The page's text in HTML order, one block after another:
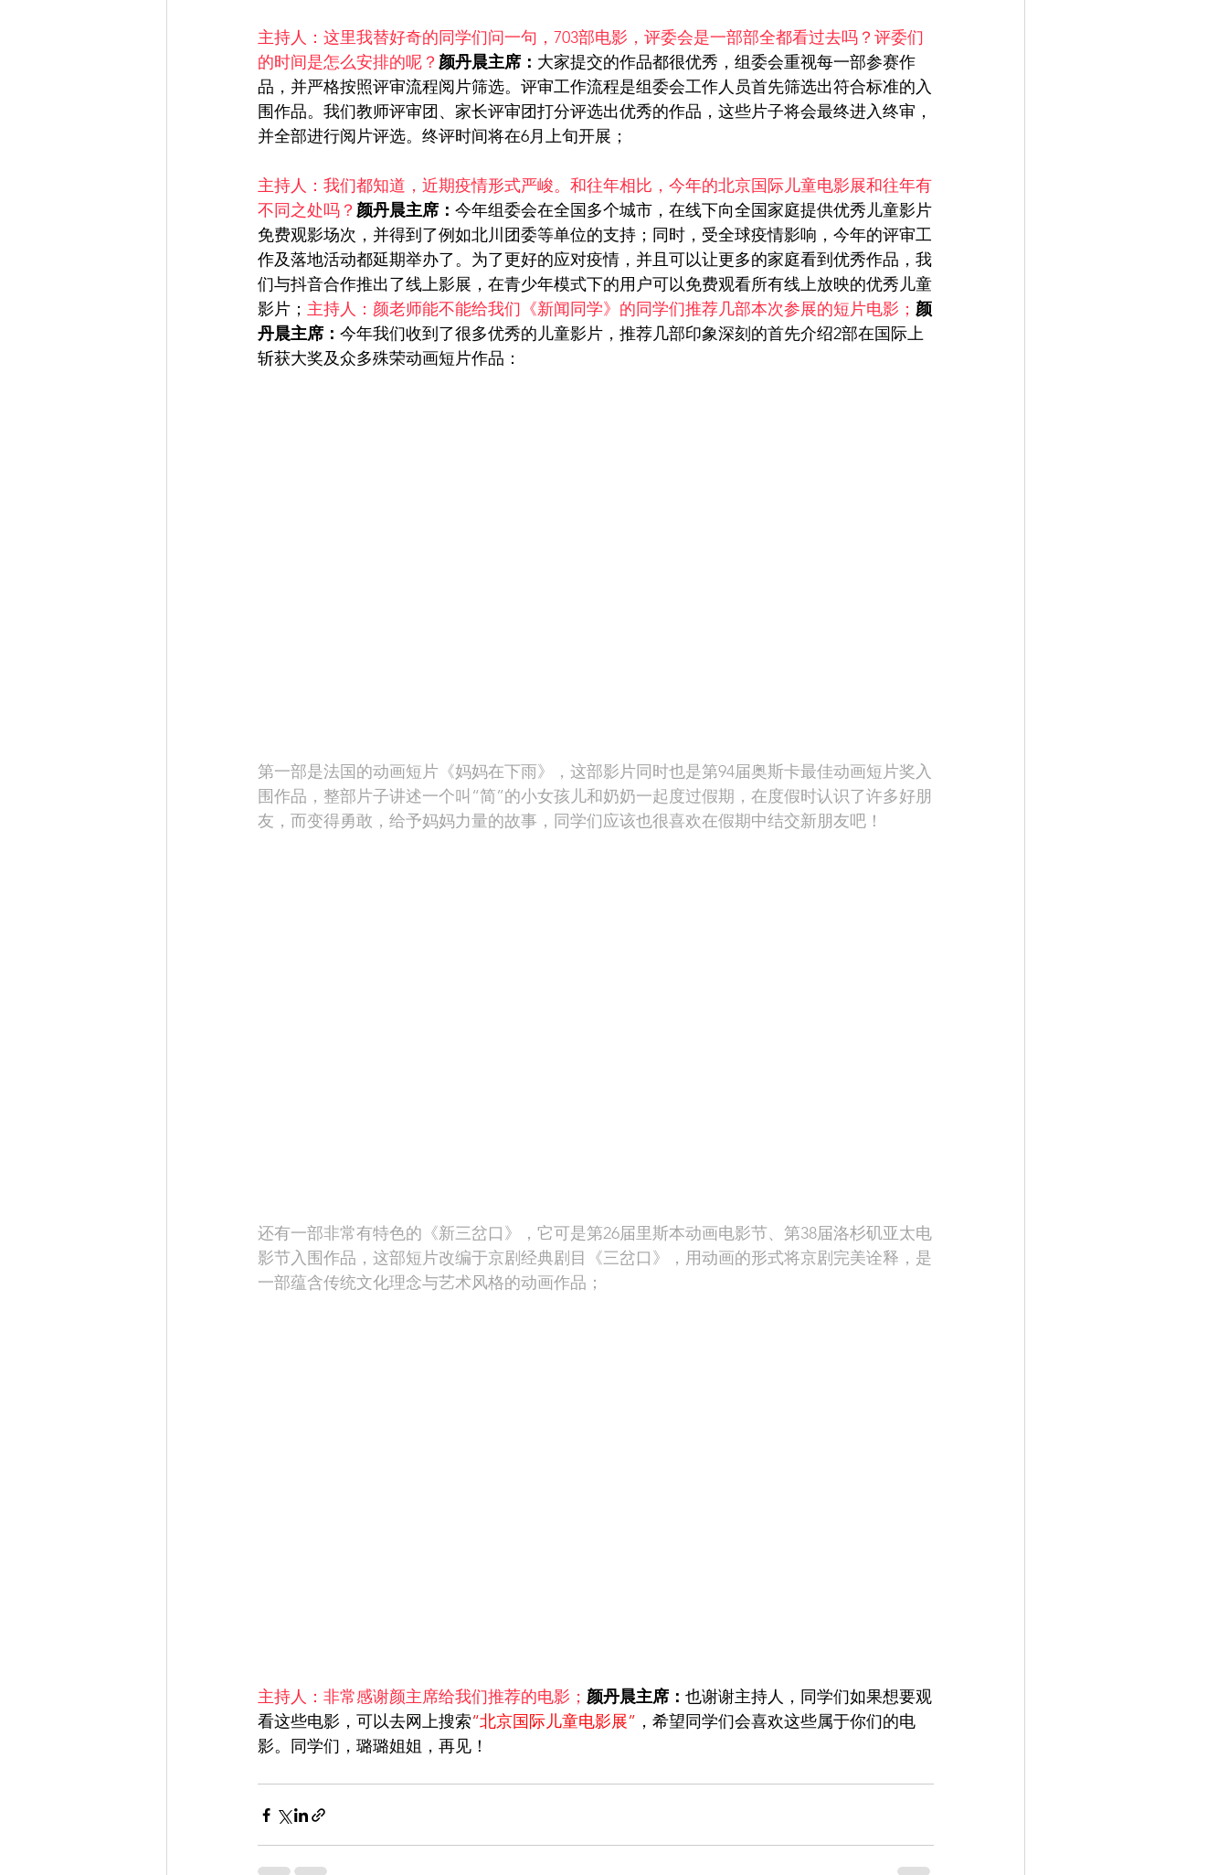
主持人：这里我替好奇的同学们问一句，703部电影，评委会是一部部全都看过去吗？评委们
的时间是怎么安排的呢？ 颜丹晨主席： 大家提交的作品都很优秀，组委会重视每一部参赛作
品，并严格按照评审流程阅片筛选。评审工作流程是组委会工作人员首先筛选出符合标准的入
围作品。我们教师评审团、家长评审团打分评选出优秀的作品，这些片子将会最终进入终审，
并全部进行阅片评选。终评时间将在6月上旬开展；
主持人：我们都知道，近期疫情形式严峻。和往年相比，今年的北京国际儿童电影展和往年有
不同之处吗？ 颜丹晨主席： 今年组委会在全国多个城市，在线下向全国家庭提供优秀儿童影片
免费观影场次，并得到了例如北川团委等单位的支持；同时，受全球疫情影响，今年的评审工
作及落地活动都延期举办了。为了更好的应对疫情，并且可以让更多的家庭看到优秀作品，我
们与抖音合作推出了线上影展，在青少年模式下的用户可以免费观看所有线上放映的优秀儿童
影片； 主持人：颜老师能不能给我们《新闻同学》的同学们推荐几部本次参展的短片电影； 颜
丹晨主席： 今年我们收到了很多优秀的儿童影片，推荐几部印象深刻的首先介绍2部在国际上
斩获大奖及众多殊荣动画短片作品：
第一部是法国的动画短片《妈妈在下雨》，这部影片同时也是第94届奥斯卡最佳动画短片奖入
围作品，整部片子讲述一个叫“简”的小女孩儿和奶奶一起度过假期，在度假时认识了许多好朋
友，而变得勇敢，给予妈妈力量的故事，同学们应该也很喜欢在假期中结交新朋友吧！
还有一部非常有特色的《新三岔口》，它可是第26届里斯本动画电影节、第38届洛杉矶亚太电
影节入围作品，这部短片改编于京剧经典剧目《三岔口》，用动画的形式将京剧完美诠释，是
一部蕴含传统文化理念与艺术风格的动画作品；
主持人：非常感谢颜主席给我们推荐的电影； 颜丹晨主席： 也谢谢主持人，同学们如果想要观
看这些电影，可以去网上搜索“北京国际儿童电影展” ，希望同学们会喜欢这些属于你们的电
影。同学们，璐璐姐姐，再见！